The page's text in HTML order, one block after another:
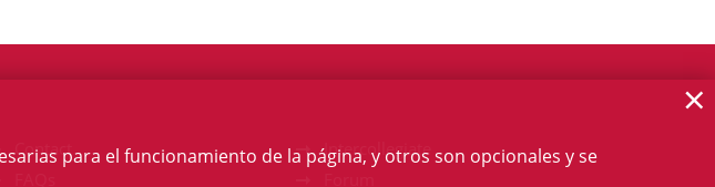
Contact
Intercollegiate
para el funcionamiento de la página, y otros son opcionales y se
×